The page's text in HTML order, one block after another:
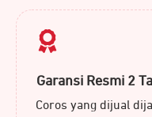
Garansi Resmi 2
Coros yang dijual